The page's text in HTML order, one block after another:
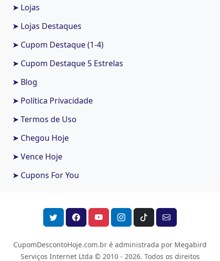
➤ Lojas
➤ Lojas Destaques
➤ Cupom Destaque (1-4)
➤ Cupom Destaque 5 Estrelas
➤ Blog
➤ Política Privacidade
➤ Termos de Uso
➤ Chegou Hoje
➤ Vence Hoje
➤ Cupons For You
CupomDescontoHoje.com.br é administrada por Megabird
Serviços Internet Ltda © 2010 - 2026. Todos os direitos